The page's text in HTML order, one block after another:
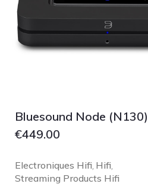
Bluesound Node (N130)
€449.00
Electroniques Hifi Hifi
Streaming Products Hifi